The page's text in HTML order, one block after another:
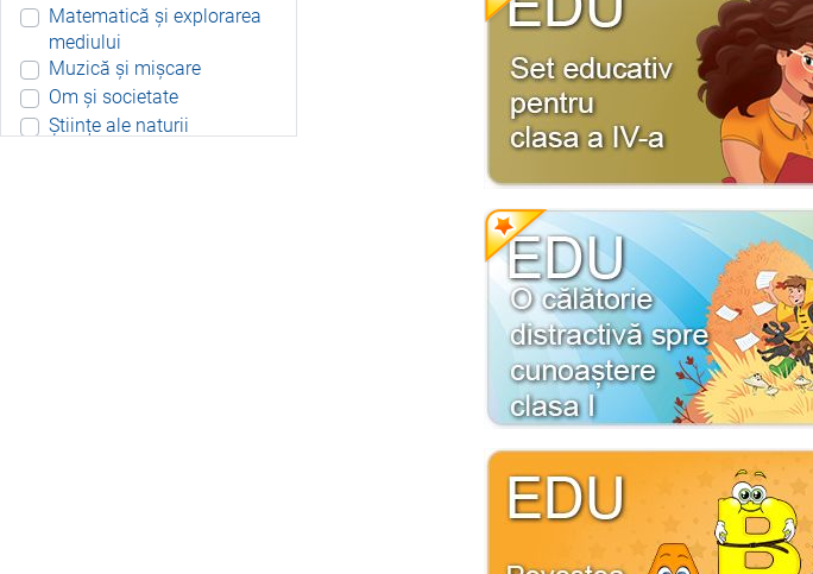
Matematică și explorarea
mediului
Muzică și mișcare
Om și societate
Științe ale naturii